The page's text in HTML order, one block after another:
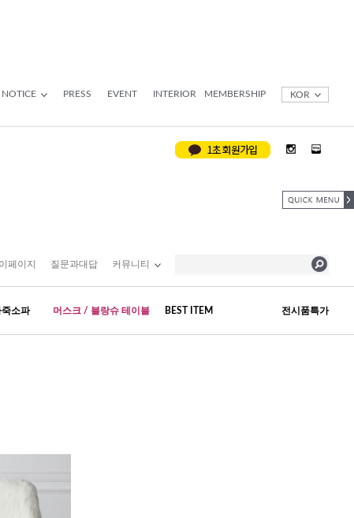
NOTICE PRESS EVENT INTERIOR MEMBERSHIP KOR
페이지 질문과대답 커뮤니티
소파 머스크 / 블랑슈 테이블 BEST ITEM 전시품특가